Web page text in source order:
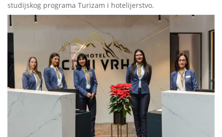
studijskog programa Turizam i hotelijerstvo.